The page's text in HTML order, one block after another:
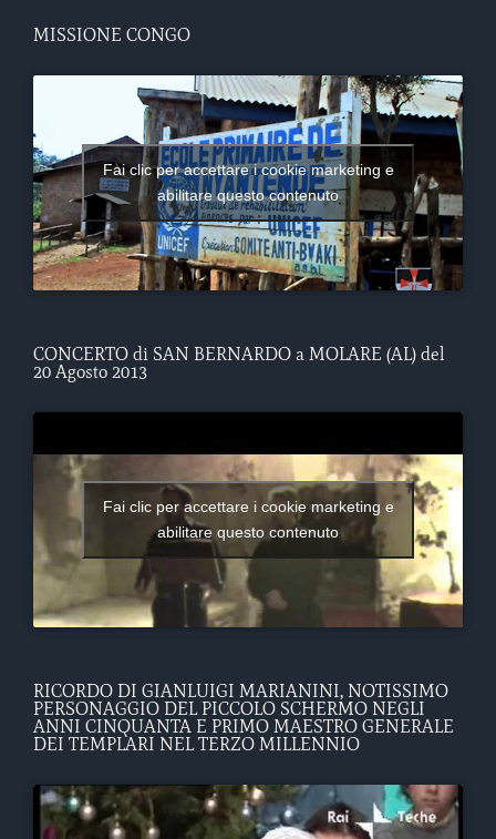
MISSIONE CONGO
Fai clic per accettare i cookie marketing e
abilitare questo contenuto
CONCERTO di SAN BERNARDO a MOLARE (AL) del
20 Agosto 2013
Fai clic per accettare i cookie marketing e
abilitare questo contenuto
RICORDO DI GIANLUIGI MARIANINI, NOTISSIMO
PERSONAGGIO DEL PICCOLO SCHERMO NEGLI
ANNI CINQUANTA E PRIMO MAESTRO GENERALE
DEI TEMPLARI NEL TERZO MILLENNIO